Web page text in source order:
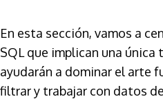
En esta sección, vamos a
SQL que implican una
ayudarán a dominar el arte
filtrar y trabajar con datos